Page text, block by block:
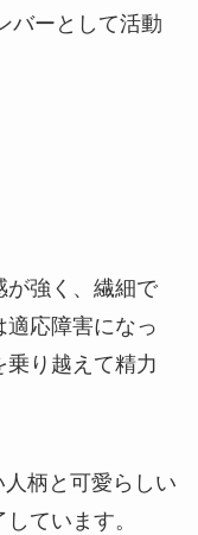
バーとして活動
が強く、繊細で
応障害になっ
り越えて精力
柄と可愛らしい
ています。